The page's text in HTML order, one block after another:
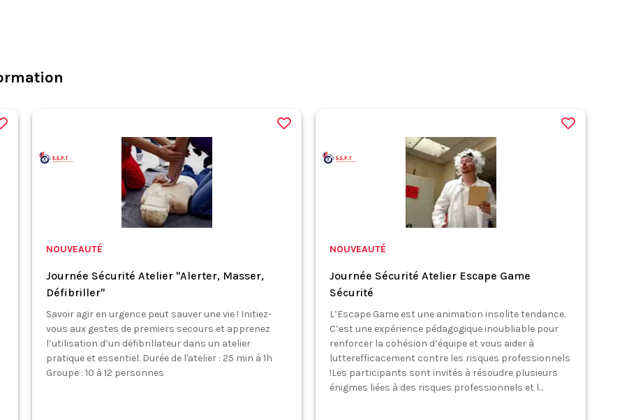
NOUVEAUTÉ
Journée Sécurité Atelier "Alerter, Masser,
Défibriller"
Savoir agir en urgence peut sauver une vie ! Initiez-
vous aux gestes de premiers secours et apprenez
l’utilisation d’un défibrillateur dans un atelier
pratique et essentiel. Durée de l'atelier : 25 min à 1h
Groupe : 10 à 12 personnes
NOUVEAUTÉ
Journée Sécurité Atelier Escape Game
Sécurité
L’Escape Game est une animation insolite tendance.
C’est une expérience pédagogique inoubliable pour
renforcer la cohésion d’équipe et vous aider à
lutterefficacement contre les risques professionnels
!Les participants sont invités à résoudre plusieurs
énigmes liées à des risques professionnels et l...